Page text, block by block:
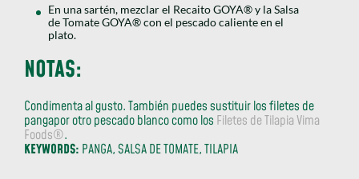
En una sartén, mezclar el Recaito GOYA® y la Salsa
de Tomate GOYA® con el pescado caliente en el
plato.
NOTAS:
Condimenta al gusto. También puedes sustituir los filetes de
pangapor otro pescado blanco como los Filetes de Tilapia Vima
Foods®.
KEYWORDS: PANGA, SALSA DE TOMATE, TILAPIA